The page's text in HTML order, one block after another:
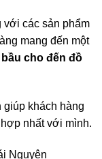
với các sản phẩm
mang đến một
cho đến đồ
giúp khách hàng
nhất với mình.
Nguyên